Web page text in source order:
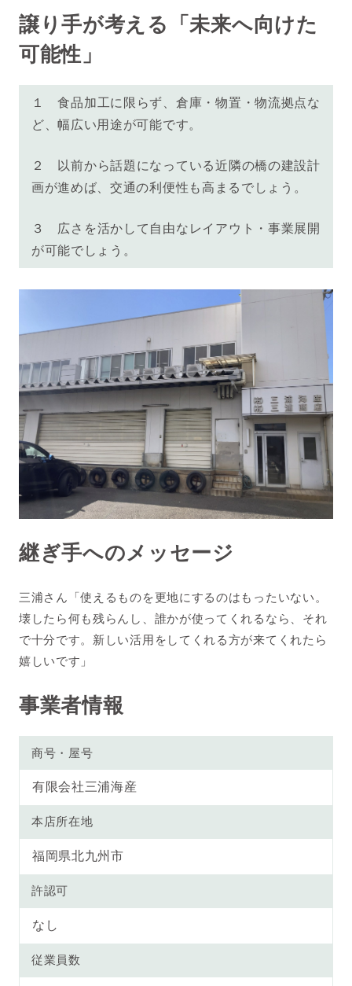
譲り手が考える「未来へ向けた
可能性」
１食品加工に限らず、倉庫・物置・物流拠点な
ど、幅広い用途が可能です。
２ 以前から話題になっている近隣の橋の建設計
画が進めば、交通の利便性も高まるでしょう。
３ 広さを活かして 自由なレイアウト・事業展開
が可能でしょう。
継ぎ手へのメッセージ
三浦さん「使えるものを更地にするのはもったいない。
壊したら何も残らんし、誰かが使ってくれるなら、それ
で十分です。新しい活用をしてくれる方が来てくれたら
嬉しいです」
事業者情報
商号・屋号
有限会社三浦海産
本店所在地
福岡県北九州市
許認可
なし
従業員数